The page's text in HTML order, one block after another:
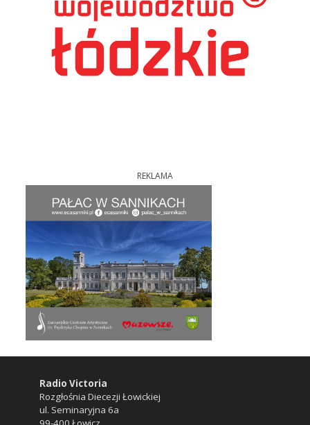
REKLAMA
Radio Victoria
Rozgłośnia Diecezji Łowickiej
ul. Seminaryjna 6a